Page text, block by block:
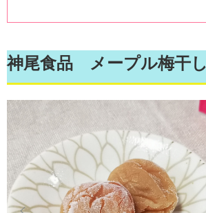
神尾食品 メープル梅干し